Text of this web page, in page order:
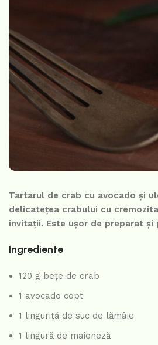
Tartarul de crab cu avocado și
delicatețea crabului cu
invitații. Este ușor de preparat
Ingrediente
120 g bețe de crab
1 avocado copt
1 linguriță de suc de lămâie
1 lingură de maioneză